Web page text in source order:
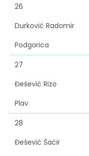
26
Durković Radomir
Podgorica
27
Đešević Rizo
Plav
28
Đešević Šaćir